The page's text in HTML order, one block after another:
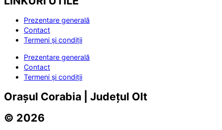
Prezentare generală
Contact
Termeni și condiții
Prezentare generală
Contact
Termeni și condiții
Orașul Corabia | Județul Olt
© 2026